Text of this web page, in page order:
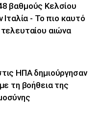
βαθμούς Κελσίου
Ιταλία - Το πιο καυτό
αιώνα
ΗΠΑ δημιούργησαν
τη βοήθεια της